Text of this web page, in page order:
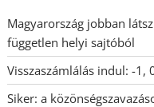
Magyarország jobban
független helyi sajtóból
Visszaszámlálás indul: -1,
Siker: a